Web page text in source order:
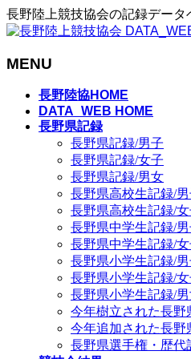
長野陸上競技協会の記録デー
MENU
長野陸協HOME
DATA_WEB HOME
長野県記録
長野県記録/男子
長野県記録/女子
長野県記録/男女
長野県高校生記録/男
長野県高校生記録/女
長野県中学生記録/男
長野県中学生記録/女
長野県小学生記録/男
長野県小学生記録/女
長野県小学生記録/
今年樹立された長野
今年追加された長野
長野県選手権・歴代